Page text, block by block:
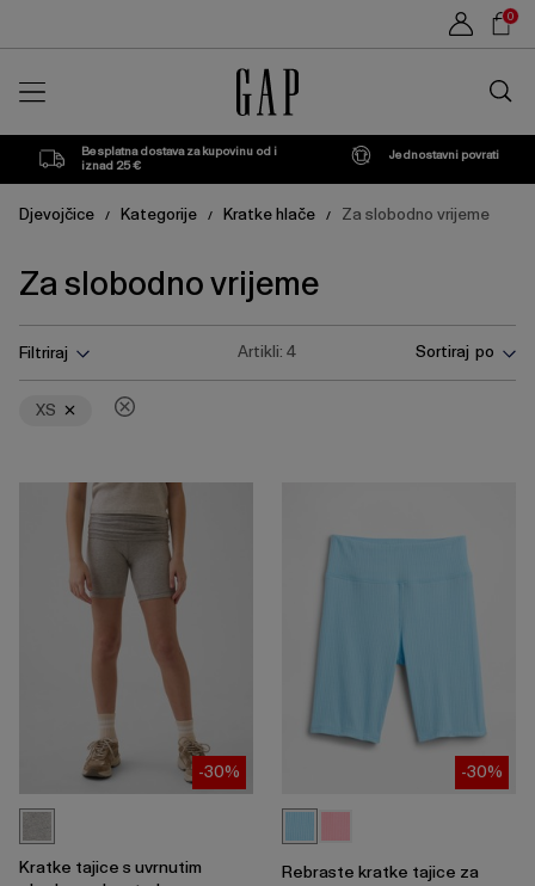
0
trgovini
Besplatna dostava za kupovinu od i
iznad 25 €
Jednostavni povrati
Djevojčice / Kategorije / Kratke hlače / Za slobodno vrijeme
Za slobodno vrijeme
tipku
Enter
za
izbornika.
Filtriraj Artikli:4 Sortiraj po
XS
-30%
Kratke tajice s uvrnutim
-30%
Rebraste kratke tajice za